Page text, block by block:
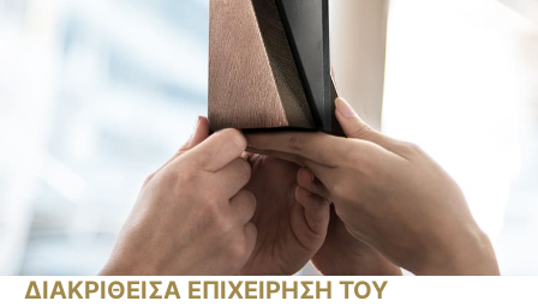
ΔΙΑΚΡΙΘΕΙΣΑ ΕΠΙΧΕΙΡΗΣΗ ΤΟΥ